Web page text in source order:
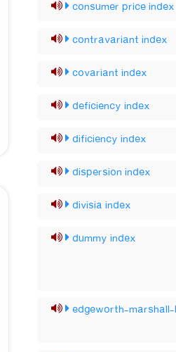
consumer price index
contravariant index
covariant index
deficiency index
dificiency index
dispersion index
divisia index
dummy index
edgeworth-